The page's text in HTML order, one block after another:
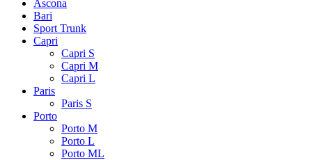
Ascona
Bari
Sport Trunk
Capri
Capri S
Capri M
Capri L
Paris
Paris S
Porto
Porto M
Porto L
Porto ML